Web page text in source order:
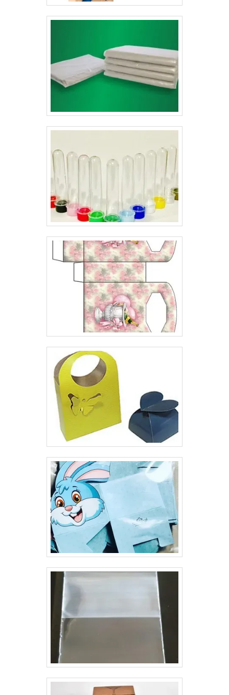
com os seguintes itens:Saquinhos de alho; Saquinhos
de bala; Bijuterias;Acessórios para casa;Entre
exclusiva e personalizada pela Gráfica Lyons.
Geralmente estas solapas possuem informações
acerca do produto, seja ele qual for, o que torna-os
ainda mais fácil de serem identificados. Por essas
seus concorrentes..